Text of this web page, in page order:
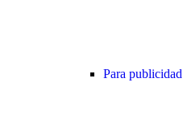
Para publicidad